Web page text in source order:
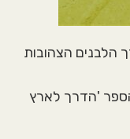
הלבנים הצהובות
'הדרך לארץ